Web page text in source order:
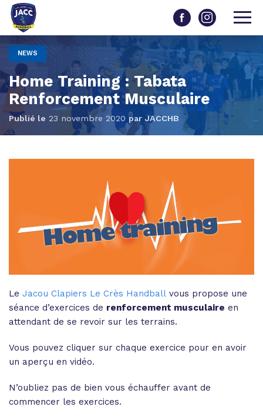
NEWS
Home Training : Tabata
Renforcement Musculaire
Publié le 23 novembre 2020 par JACCHB
Le Jacou Clapiers Le Crès Handball vous propose une
séance d’exercices de renforcement musculaire en
attendant de se revoir sur les terrains.
Vous pouvez cliquer sur chaque exercice pour en avoir
un aperçu en vidéo.
N’oubliez pas de bien vous échauffer avant de
commencer les exercices.